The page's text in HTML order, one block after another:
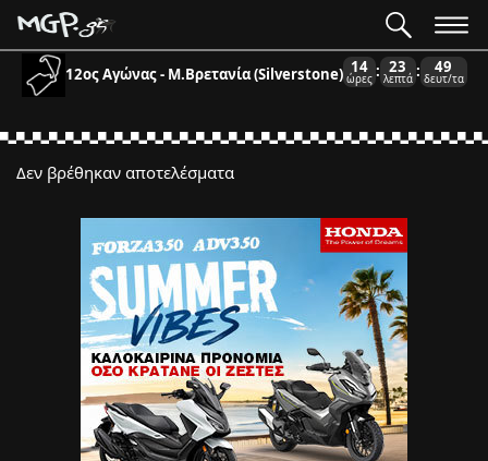
12ος Αγώνας - Μ.Βρετανία (Silverstone) 14
ώρες : 23
λεπτά : 49
δευτ/τα
Δεν βρέθηκαν αποτελέσματα